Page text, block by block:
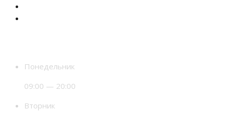
Понедельник
09:00 — 20:00
Вторник